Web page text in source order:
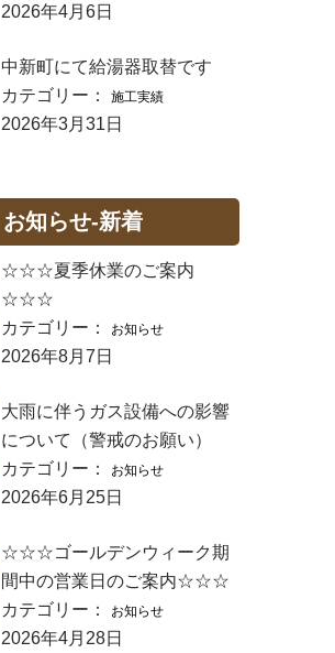
2026年4月6日
中新町にて給湯器取替です
カテゴリー：
施工実績
2026年3月31日
お知らせ-新着
☆☆☆夏季休業のご案内
☆☆☆
カテゴリー：
お知らせ
2026年8月7日
大雨に伴うガス設備への影響
について（警戒のお願い）
カテゴリー：
お知らせ
2026年6月25日
☆☆☆ゴールデンウィーク期
間中の営業日のご案内☆☆☆
カテゴリー：
お知らせ
2026年4月28日